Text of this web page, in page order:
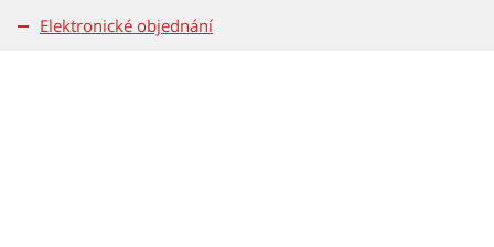
Elektronické objednání